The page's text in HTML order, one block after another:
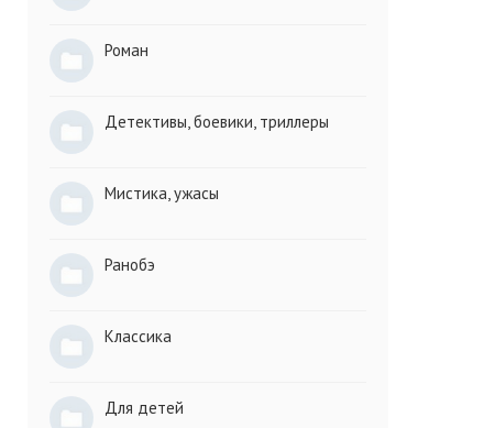
Роман
Детективы, боевики, триллеры
Мистика, ужасы
Ранобэ
Классика
Для детей